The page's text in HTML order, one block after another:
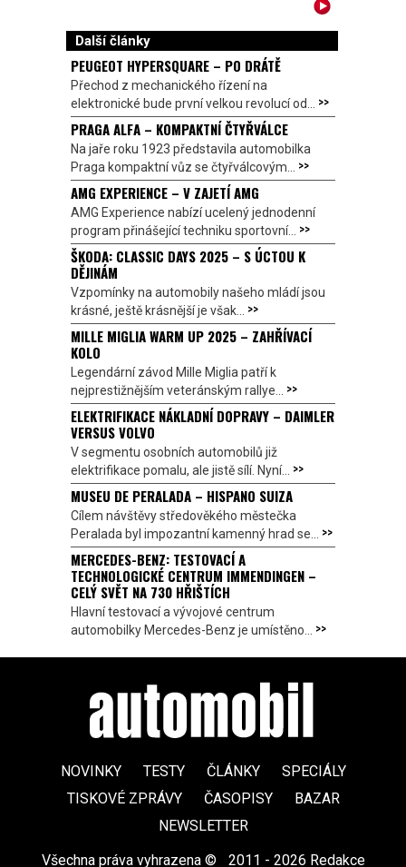
Další články
PEUGEOT HYPERSQUARE – PO DRÁTĚ
Přechod z mechanického řízení na
elektronické bude první velkou revolucí od... >>
PRAGA ALFA – KOMPAKTNÍ ČTYŘVÁLCE
Na jaře roku 1923 představila automobilka
Praga kompaktní vůz se čtyřválcovým... >>
AMG EXPERIENCE – V ZAJETÍ AMG
AMG Experience nabízí ucelený jednodenní
program přinášející techniku sportovní... >>
ŠKODA: CLASSIC DAYS 2025 – S ÚCTOU K
DĚJINÁM
Vzpomínky na automobily našeho mládí jsou
krásné, ještě krásnější je však... >>
MILLE MIGLIA WARM UP 2025 – ZAHŘÍVACÍ
KOLO
Legendární závod Mille Miglia patří k
nejprestižnějším veteránským rallye... >>
ELEKTRIFIKACE NÁKLADNÍ DOPRAVY – DAIMLER
VERSUS VOLVO
V segmentu osobních automobilů již
elektrifikace pomalu, ale jistě sílí. Nyní... >>
MUSEU DE PERALADA – HISPANO SUIZA
Cílem návštěvy středověkého městečka
Peralada byl impozantní kamenný hrad se... >>
MERCEDES-BENZ: TESTOVACÍ A
TECHNOLOGICKÉ CENTRUM IMMENDINGEN –
CELÝ SVĚT NA 730 HŘIŠTÍCH
Hlavní testovací a vývojové centrum
automobilky Mercedes-Benz je umístěno... >>
NOVINKY TESTY ČLÁNKY
SPECIÁLY
TISKOVÉ ZPRÁVY
ČASOPISY
BAZAR
NEWSLETTER
Všechna práva vyhrazena ©
2011 - 2026 Redakce